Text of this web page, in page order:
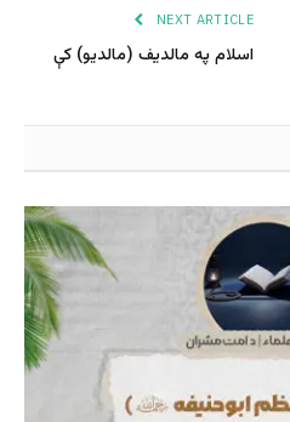
NEXT ARTICLE
اسلام په مالدیف (مالدیو) کې